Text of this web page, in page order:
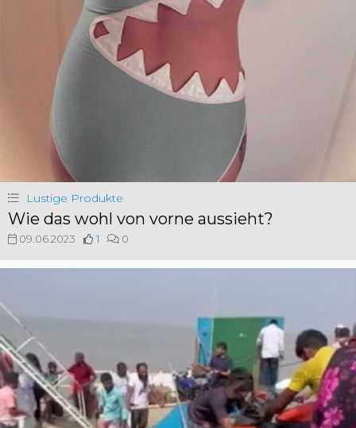
Lustige Produkte
Wie das wohl von vorne aussieht?
09.06.2023 1 0